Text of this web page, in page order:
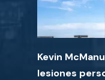
Kevin
lesiones